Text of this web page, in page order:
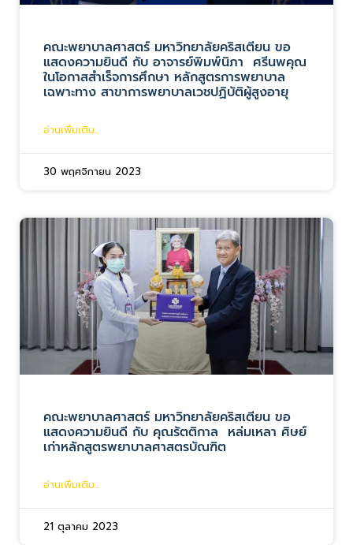
คณะพยาบาลศาสตร์ มหาวิทยาลัยคริสเตียน ขอ
แสดงความยินดี กับ อาจารย์พิมพ์นิภา ศรีนพคุณ
ในโอกาสสำเร็จการศึกษา หลักสูตรการพยาบาล
เฉพาะทาง สาขาการพยาบาลเวชปฏิบัติผู้สูงอายุ
อ่านเพิ่มเติม...
30 พฤศจิกายน 2023
คณะพยาบาลศาสตร์ มหาวิทยาลัยคริสเตียน ขอ
แสดงความยินดี กับ คุณรัตติกาล หล่มเหลา ศิษย์
เก่าหลักสูตรพยาบาลศาสตรบัณฑิต
อ่านเพิ่มเติม...
21 ตุลาคม 2023